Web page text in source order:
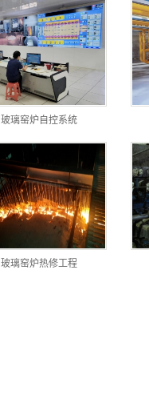
玻璃窑炉自控系统
玻璃窑炉热修工程